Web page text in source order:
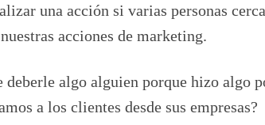
una acción si varias personas
acciones de marketing.
deberle algo alguien porque hizo algo
a los clientes desde sus empresas?